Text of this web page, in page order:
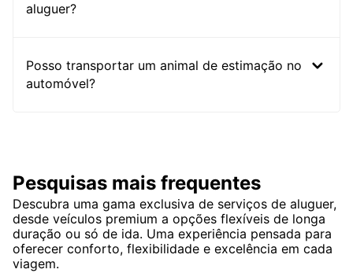
aluguer?
Posso transportar um animal de estimação no
automóvel?
Pesquisas mais frequentes
Descubra uma gama exclusiva de serviços de aluguer,
desde veículos premium a opções flexíveis de longa
duração ou só de ida. Uma experiência pensada para
oferecer conforto, flexibilidade e excelência em cada
viagem.